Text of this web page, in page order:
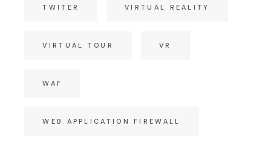
TWITER VIRTUAL REALITY
VIRTUAL TOUR VR
WAF
WEB APPLICATION FIREWALL